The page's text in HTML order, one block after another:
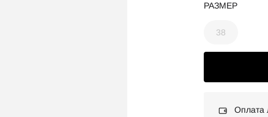
РАЗМЕР
38
Оплата